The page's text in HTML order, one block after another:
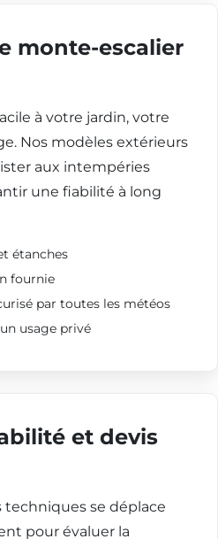
monte-escalier
à votre jardin, votre
Nos modèles extérieurs
aux intempéries
une fiabilité à long
étanches
fournie
par toutes les météos
usage privé
et devis
techniques se déplace
pour évaluer la